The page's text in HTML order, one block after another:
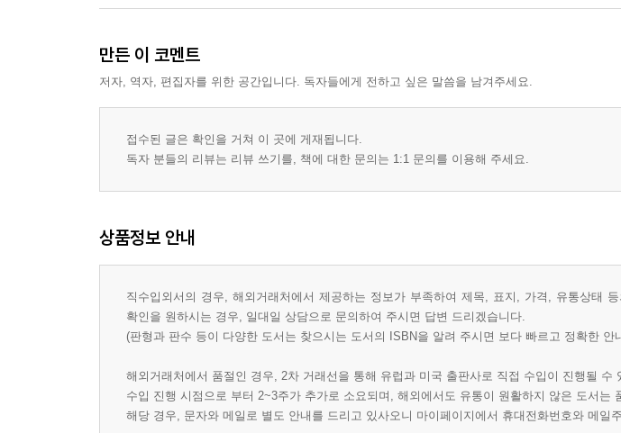
만든 이 코멘트
저자, 역자, 편집자를 위한 공간입니다. 독자들에게 전하고 싶은 말씀을 남겨주세요.
접수된 글은 확인을 거쳐 이 곳에 게재됩니다.
독자 분들의 리뷰는 리뷰 쓰기를, 책에 대한 문의는 1:1 문의를 이용해 주세요.
상품정보 안내
직수입외서의 경우, 해외거래처에서 제공하는 정보가 부족하여 제목, 표지, 가격, 유통상태
확인을 원하시는 경우, 일대일 상담으로 문의하여 주시면 답변 드리겠습니다.
(판형과 판수 등이 다양한 도서는 찾으시는 도서의 ISBN을 알려 주시면 보다 빠르고 정확한 안
해외거래처에서 품절인 경우, 2차 거래선을 통해 유럽과 미국 출판사로 직접 수입이 진행될 수
수입 진행 시점으로 부터 2~3주가 추가로 소요되며, 해외에서도 유통이 원활하지 않은 도서는
해당 경우, 문자와 메일로 별도 안내를 드리고 있사오니 마이페이지에서 휴대전화번호와 메일